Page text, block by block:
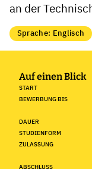
an der
Sprache: Englisch
Auf einen Blick
START
BEWERBUNG BIS
DAUER
STUDIENFORM
ZULASSUNG
ABSCHLUSS